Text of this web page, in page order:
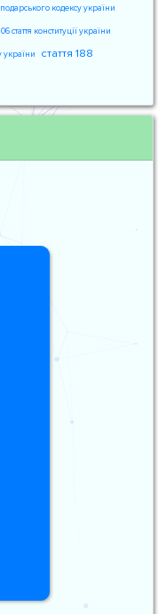
кодексу україни
стаття конституції україни
україни
стаття 188